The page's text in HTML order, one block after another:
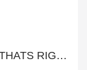
Damen Jeanshose LEE BREESE THATS RIGHT Sonderangebot: bis zu 8% Rabatt